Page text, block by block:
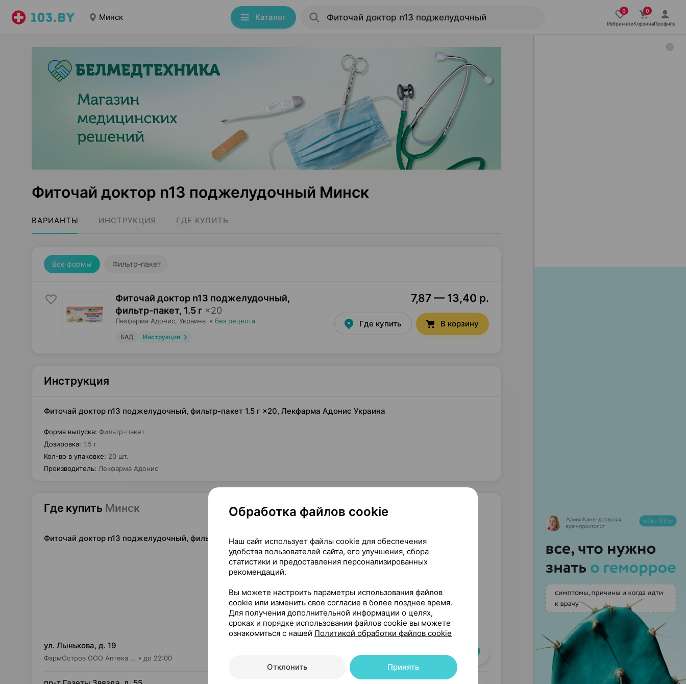
Минск Каталог
ИзбранноеКорзинаПрофиль
Фиточай доктор n13 поджелудочный Минск
ВАРИАНТЫ ИНСТРУКЦИЯ ГДЕ КУПИТЬ
Все формы Фильтр-пакет
Фиточай доктор n13 поджелудочный,
фильтр-пакет, 1.5 г ×20
Лекфарма Адонис , Украина • без рецепта
БАД Инструкция
7,87 — 13,40 р.
Где купить В корзину
Инструкция
Фиточай доктор n13 поджелудочный, фильтр-пакет 1.5 г ×20, Лекфарма Адонис Украина
Форма выпуска: Фильтр-пакет
Дозировка: 1.5 г
Кол-во в упаковке: 20 шт.
Производитель: Лекфарма Адонис
Где купить Минск
Фиточай доктор n13 поджелудочный, фильтр-пакет 1.5 г ×20, Лекфарма Адонис Украина
На карте
ул. Лынькова, д. 19
ФармОстров ООО Аптека №7 на Лынькова до 22:00
обновл. в 14:30
Обработка файлов cookie
Наш сайт использует файлы cookie для обеспечения
удобства пользователей сайта, его улучшения, сбора
статистики и предоставления персонализированных
рекомендаций.
Вы можете настроить параметры использования файлов
cookie или изменить свое согласие в более позднее время.
Для получения дополнительной информации о целях,
сроках и порядке использования файлов cookie вы можете
ознакомиться с нашей Политикой обработки файлов cookie
Отклонить Принять